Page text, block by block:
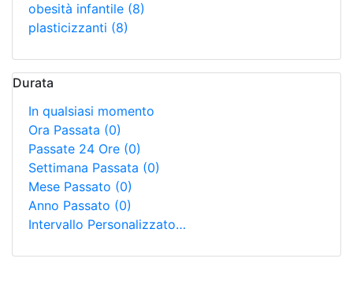
obesità infantile (8)
plasticizzanti (8)
Durata
In qualsiasi momento
Ora Passata (0)
Passate 24 Ore (0)
Settimana Passata (0)
Mese Passato (0)
Anno Passato (0)
Intervallo Personalizzato…